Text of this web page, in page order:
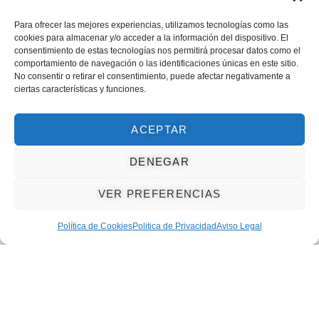
Para ofrecer las mejores experiencias, utilizamos tecnologías como las
cookies para almacenar y/o acceder a la información del dispositivo. El
consentimiento de estas tecnologías nos permitirá procesar datos como el
comportamiento de navegación o las identificaciones únicas en este sitio.
No consentir o retirar el consentimiento, puede afectar negativamente a
ciertas características y funciones.
ACEPTAR
DENEGAR
VER PREFERENCIAS
Política de CookiesPolitica de PrivacidadAviso Legal
Calle Metales 32.
Humanes de Madrid.
Pago Seguro Garantizado